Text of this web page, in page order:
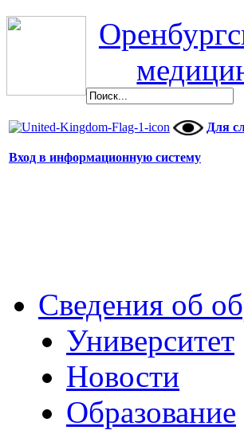
Для
Вход в информационную систему
Сведения об
Университет
Новости
Образование